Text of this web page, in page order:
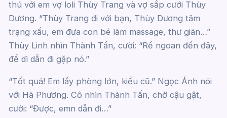
thú với em vợ loli Thùy Trang và vợ sắp cưới Thùy
Dương. “Thùy Trang đi với bạn, Thùy Dương tâm
trạng xấu, em đưa con bé làm massage, thư giãn…”
Thùy Linh nhìn Thành Tấn, cười: “Rể ngoan đến đây,
để dì dẫn đi gặp nó.”
“Tốt quá! Em lấy phòng lớn, kiểu cũ.” Ngọc Ánh nói
với Hà Phương. Cô nhìn Thành Tấn, chờ cậu gật,
cười: “Được, emn dẫn đi…”